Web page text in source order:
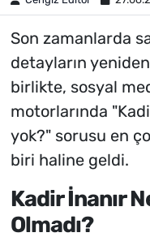
Son zamanlarda
detayların
birlikte, sosyal
motorlarında
yok?" sorusu en
biri haline geldi.
Kadir İnanır
Olmadı?